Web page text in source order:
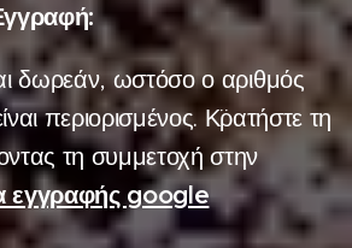
δωρεάν, ωστόσο ο αριθμός
περιορισμένος. Κ¨ρατήστε τη
τη συμμετοχή στην
εγγραφής google